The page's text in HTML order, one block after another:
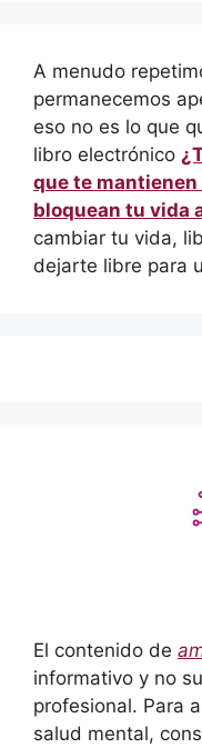
A menudo
permanecemos
eso no es lo que
libro electrónico
que te
bloquean tu vida
cambiar tu vida,
dejarte libre para
El contenido de
informativo y no
profesional. Para
salud mental,